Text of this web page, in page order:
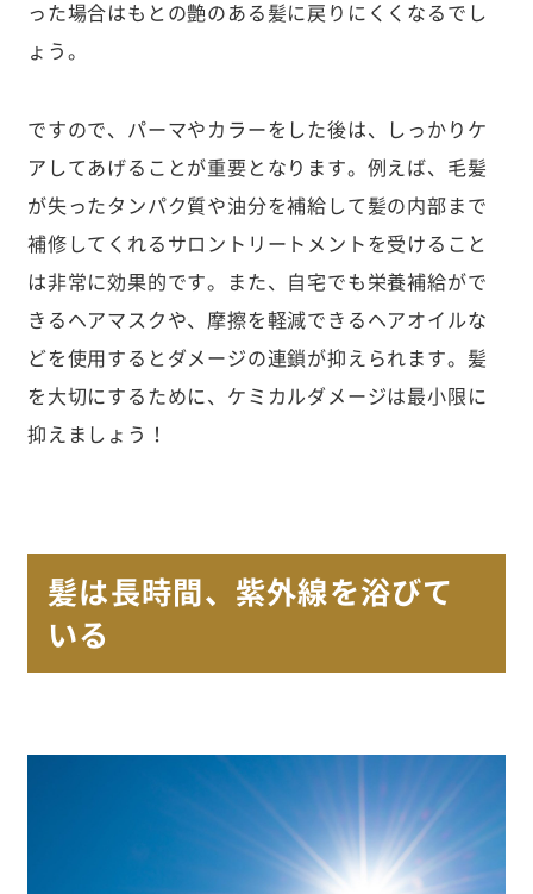
った場合はもとの艶のある髪に戻りにくくなるでし
ょう。
ですので、パーマやカラーをした後は、しっかりケ
アしてあげることが重要となります。例えば、毛髪
が失ったタンパク質や油分を補給して髪の内部まで
補修してくれるサロントリートメントを受けること
は非常に効果的です。また、自宅でも栄養補給がで
きるヘアマスクや、摩擦を軽減できるヘアオイルな
どを使用するとダメージの連鎖が抑えられます。髪
を大切にするために、ケミカルダメージは最小限に
抑えましょう！
髪は長時間、紫外線を浴びて
いる